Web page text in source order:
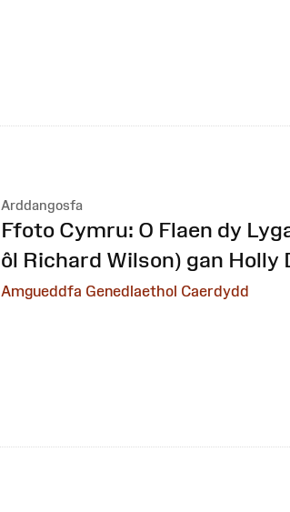
Arddangosfa
:
Ffoto Cymru: O Flaen dy
ôl Richard Wilson) gan Holly
Amgueddfa Genedlaethol Caerdydd